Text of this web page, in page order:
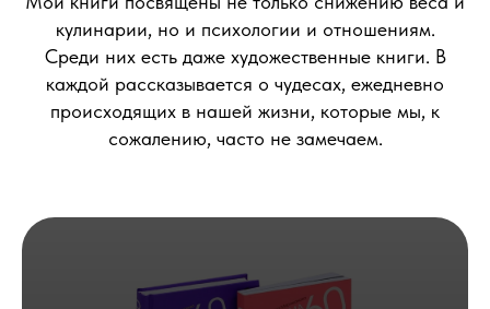
кулинарии, но и психологии и отношениям.
Среди них есть даже художественные книги. В
каждой рассказывается о чудесах, ежедневно
происходящих в нашей жизни, которые мы, к
сожалению, часто не замечаем.